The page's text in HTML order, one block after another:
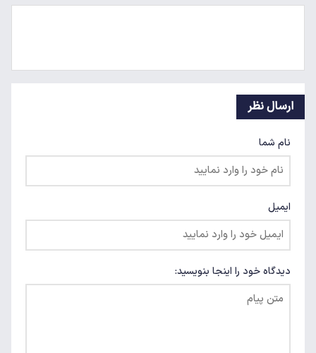
ارسال نظر
نام شما
ایمیل
دیدگاه خود را اینجا بنویسید: